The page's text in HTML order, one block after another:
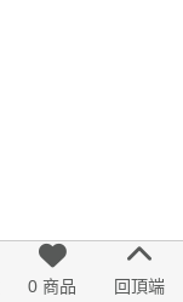
回頂端
0 商品